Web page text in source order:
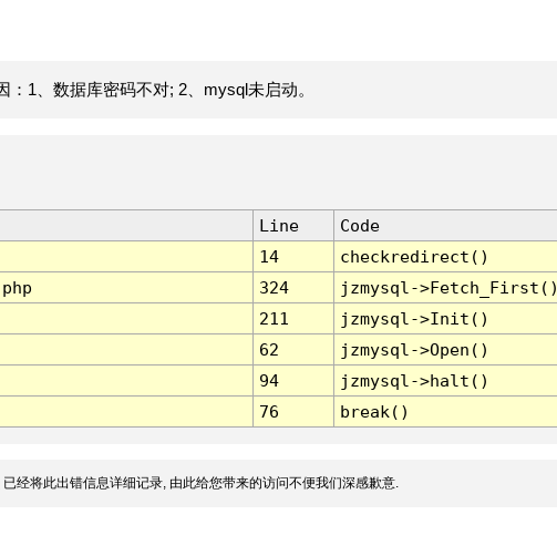
1、数据库密码不对; 2、mysql未启动。
Line
Code
14
checkredirect()
324
jzmysql-
211
jzmysql->Init()
62
jzmysql->Open()
94
jzmysql->halt()
76 break()
已经将此出错信息详细记录, 由此给您带来的访问不便我们深感歉意.